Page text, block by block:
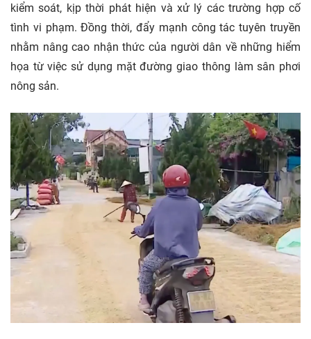
kiểm soát, kịp thời phát hiện và xử lý các trường hợp cố
tình vi phạm. Đồng thời, đẩy mạnh công tác tuyên truyền
nhằm nâng cao nhận thức của người dân về những hiểm
họa từ việc sử dụng mặt đường giao thông làm sân phơi
nông sản.